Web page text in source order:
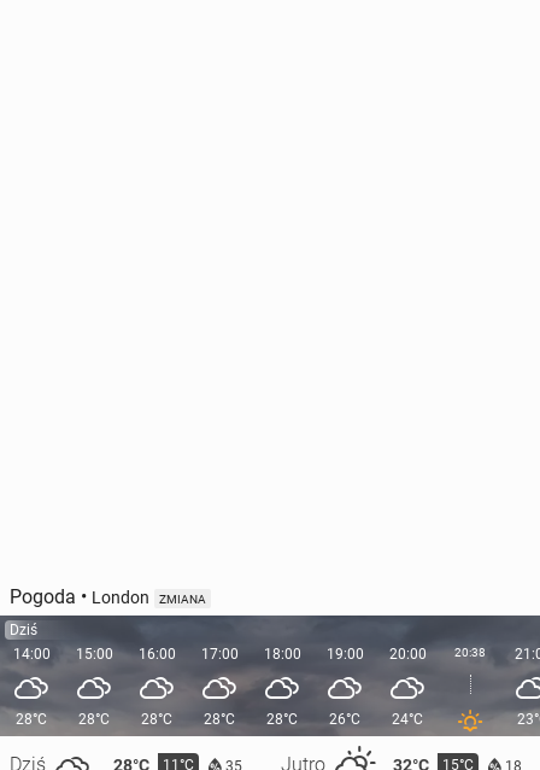
Pogoda • London ZMIANA
Dziś
14:00
28°C
Dziś 28°C 11°C 35 Jutro 32°C 15°C 18
15:00
28°C
16:00
28°C
17:00
28°C
18:00
28°C
19:00
26°C
20:00
24°C
20:38